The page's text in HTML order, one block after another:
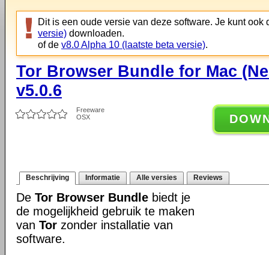
Dit is een oude versie van deze software. Je kunt ook
versie) downloaden.
of de v8.0 Alpha 10 (laatste beta versie).
Tor Browser Bundle for Mac
v5.0.6
Freeware
OSX
Beschrijving Informatie Alle versies Reviews
De Tor Browser Bundle biedt je
de mogelijkheid gebruik te maken
van Tor zonder installatie van
software.